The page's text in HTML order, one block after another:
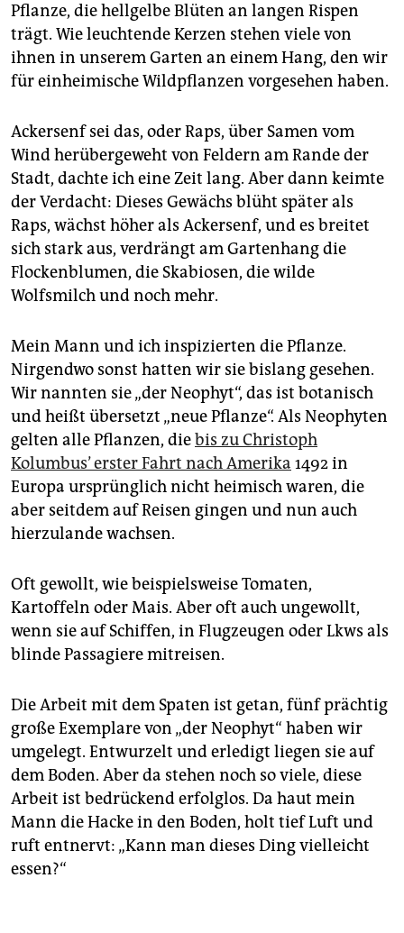
Pflanze, die hellgelbe Blüten an langen Rispen
trägt. Wie leuchtende Kerzen stehen viele von
ihnen in unserem Garten an einem Hang, den wir
für einheimische Wildpflanzen vorgesehen haben.
Ackersenf sei das, oder Raps, über Samen vom
Wind herübergeweht von Feldern am Rande der
Stadt, dachte ich eine Zeit lang. Aber dann keimte
der Verdacht: Dieses Gewächs blüht später als
Raps, wächst höher als Ackersenf, und es breitet
sich stark aus, verdrängt am Gartenhang die
Flockenblumen, die Skabiosen, die wilde
Wolfsmilch und noch mehr.
Mein Mann und ich inspizierten die Pflanze.
Nirgendwo sonst hatten wir sie bislang gesehen.
Wir nannten sie „der Neophyt“, das ist botanisch
und heißt übersetzt „neue Pflanze“. Als Neophyten
gelten alle Pflanzen, diebis zu Christoph
Kolumbus’ erster Fahrt nach Amerika 1492 in
Europa ursprünglich nicht heimisch waren, die
aber seitdem auf Reisen gingen und nun auch
hierzulande wachsen.
Oft gewollt, wie beispielsweise Tomaten,
Kartoffeln oder Mais. Aber oft auch ungewollt,
wenn sie auf Schiffen, in Flugzeugen oder Lkws als
blinde Passagiere mitreisen.
Die Arbeit mit dem Spaten ist getan, fünf prächtig
große Exemplare von „der Neophyt“ haben wir
umgelegt. Entwurzelt und erledigt liegen sie auf
dem Boden. Aber da stehen noch so viele, diese
Arbeit ist bedrückend erfolglos. Da haut mein
Mann die Hacke in den Boden, holt tief Luft und
ruft entnervt: „Kann man dieses Ding vielleicht
essen?“